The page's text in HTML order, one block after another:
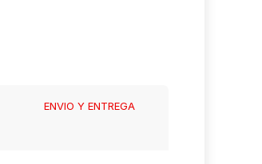
ENVIO Y ENTREGA